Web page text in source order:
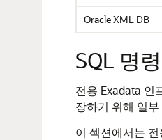
Oracle XML DB
SQL 명령
전용 Exadata 인
장하기 위해 일
이 섹션에서는